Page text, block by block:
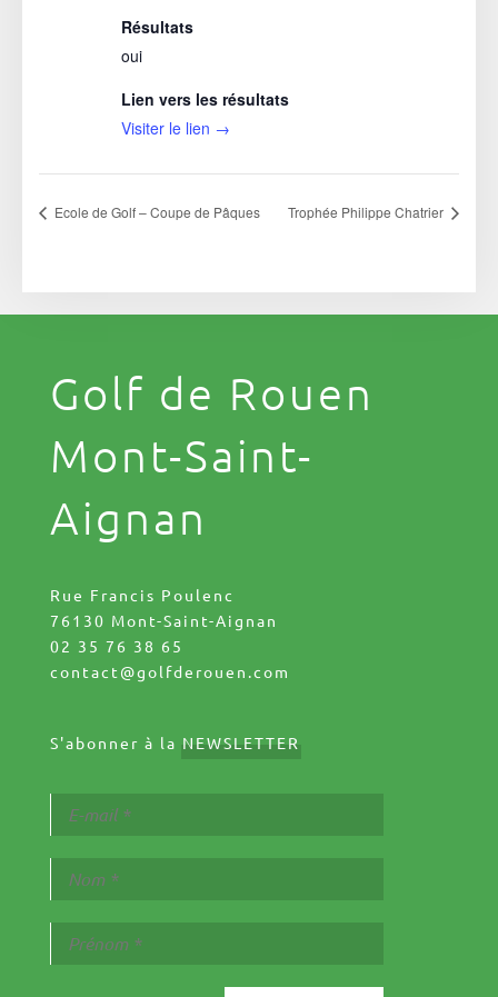
Résultats
oui
Lien vers les résultats
Visiter le lien →
Ecole de Golf – Coupe de Pâques Trophée Philippe Chatrier
Golf de Rouen
Mont-Saint-
Aignan
Rue Francis Poulenc
76130 Mont-Saint-Aignan
02 35 76 38 65
contact@golfderouen.com
S'abonner à la NEWSLETTER